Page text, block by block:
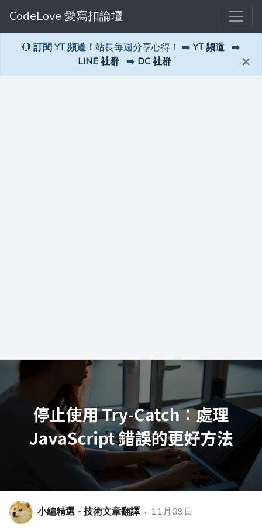
CodeLove 愛寫扣論壇
🔴 訂閱 YT 頻道！ 站長每週分享心得！ ➡️ YT 頻道 ➡️
LINE 社群 ➡️ DC 社群 ×
小編精選 - 技術文章翻譯 · 11月09日